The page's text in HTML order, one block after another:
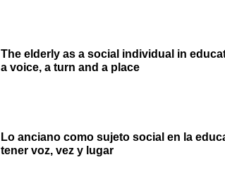
The elderly as a social individual in
a voice, a turn and a place
Lo anciano como sujeto social en la
tener voz, vez y lugar